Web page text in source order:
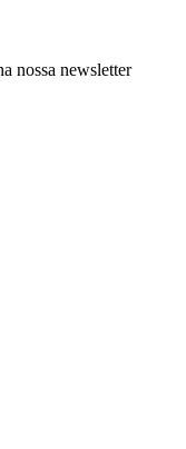
nossa newsletter